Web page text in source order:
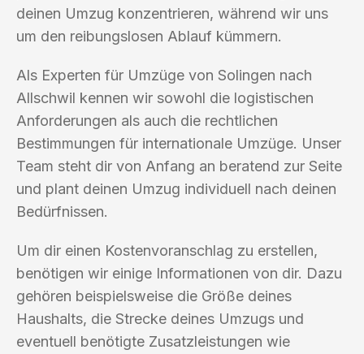
deinen Umzug konzentrieren, während wir uns
um den reibungslosen Ablauf kümmern.
Als Experten für Umzüge von Solingen nach
Allschwil kennen wir sowohl die logistischen
Anforderungen als auch die rechtlichen
Bestimmungen für internationale Umzüge. Unser
Team steht dir von Anfang an beratend zur Seite
und plant deinen Umzug individuell nach deinen
Bedürfnissen.
Um dir einen Kostenvoranschlag zu erstellen,
benötigen wir einige Informationen von dir. Dazu
gehören beispielsweise die Größe deines
Haushalts, die Strecke deines Umzugs und
eventuell benötigte Zusatzleistungen wie